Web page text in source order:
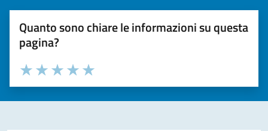
Quanto sono chiare le informazioni su questa
pagina?
Valuta la chiarezza delle informazioni (da 1 a 5 stelle)
Seleziona il numero di stelle per valutare la chiarezza delle
Valuta 5 stelle su 5
Valuta 4 stelle su 5
Valuta 3 stelle su 5
Valuta 2 stelle su 5
Valuta 1 stelle su 5